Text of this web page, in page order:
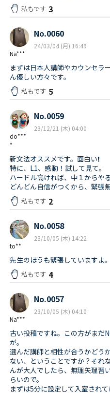
私もです 3
Na***
No.0060
24/03/04 (月) 16:49
まずは日本人講師やカウンセ
ん優しい方々です。
私もです 5
do***
*
No.0059
23/12/21 (木) 04:00
新文法オススメです。面白い❗️
特に、L1、感動！試して見て。
ハードル高ければ、中１からや
どんどん自信がつくから、緊張
私もです 2
to**
No.0058
23/10/05 (木) 14:22
先生のほうも緊張していますよ。
私もです 4
Na***
No.0057
23/10/05 (木) 04:10
古い投稿ですね。この方がまだ
が。
選んだ講師と相性が合うかどう
ない、ということですか？それ
んが大人でしたら、無理矢理習
らいので。
まずは5分に設定して入室され